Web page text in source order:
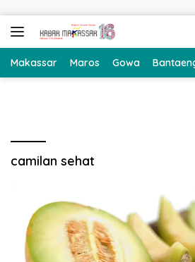
Makassar Maros Gowa
camilan sehat